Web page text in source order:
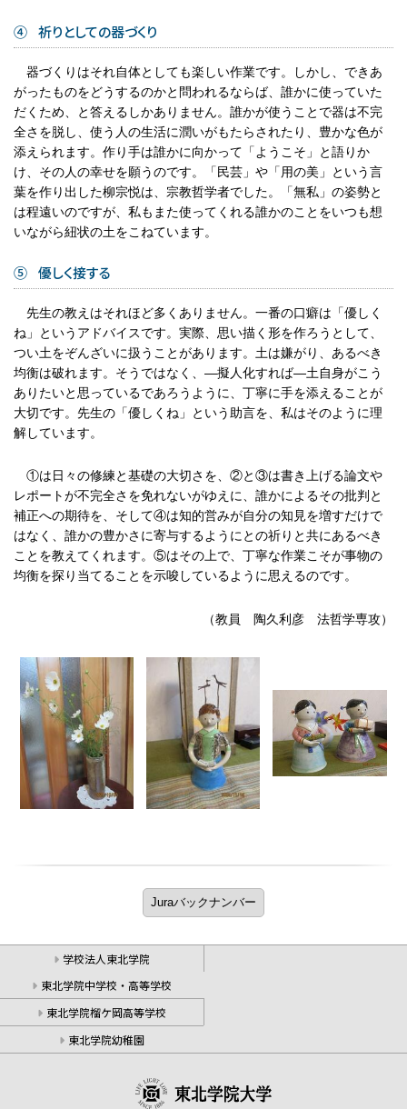
④ 祈りとしての器づくり
器づくりはそれ自体としても楽しい作業です。しかし、できあ
がったものをどうするのかと問われるならば、誰かに使っていた
だくため、と答えるしかありません。誰かが使うことで器は不完
全さを脱し、使う人の生活に潤いがもたらされたり、豊かな色が
添えられます。作り手は誰かに向かって「ようこそ」と語りか
け、その人の幸せを願うのです。「民芸」や「用の美」という言
葉を作り出した柳宗悦は、宗教哲学者でした。「無私」の姿勢と
は程遠いのですが、私もまた使ってくれる誰かのことをいつも想
いながら紐状の土をこねています。
⑤ 優しく接する
先生の教えはそれほど多くありません。一番の口癖は「優しく
ね」というアドバイスです。実際、思い描く形を作ろうとして、
つい土をぞんざいに扱うことがあります。土は嫌がり、あるべき
均衡は破れます。そうではなく、―擬人化すれば―土自身がこう
ありたいと思っているであろうように、丁寧に手を添えることが
大切です。先生の「優しくね」という助言を、私はそのように理
解しています。
①は日々の修練と基礎の大切さを、②と③は書き上げる論文や
レポートが不完全さを免れないがゆえに、誰かによるその批判と
補正への期待を、そして④は知的営みが自分の知見を増すだけで
はなく、誰かの豊かさに寄与するようにとの祈りと共にあるべき
ことを教えてくれます。⑤はその上で、丁寧な作業こそが事物の
均衡を探り当てることを示唆しているように思えるのです。
（教員 陶久利彦 法哲学専攻）
学校法人東北学院
東北学院中学校・高等学校
東北学院榴ケ岡高等学校
東北学院幼稚園